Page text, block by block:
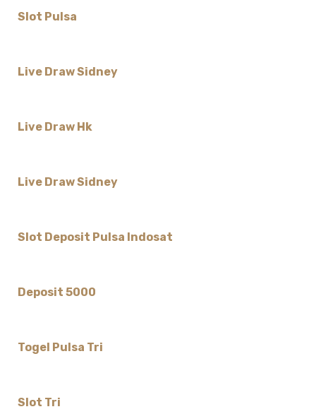
Slot Pulsa
Live Draw Sidney
Live Draw Hk
Live Draw Sidney
Slot Deposit Pulsa Indosat
Deposit 5000
Togel Pulsa Tri
Slot Tri